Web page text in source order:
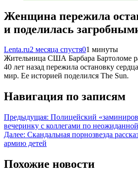
Женщина пережила
и поделилась
Lenta.ru2 месяца спустя01 минуты
Жительница США Барбара Бартоломе
40 лет назад пережила остановку
мир. Ее историей поделился The Sun.
Навигация по записям
Предыдущая: Полицейский
вечеринку с коллегами по
Далее: Скандальная порнозвезда
армию детей
Похожие новости